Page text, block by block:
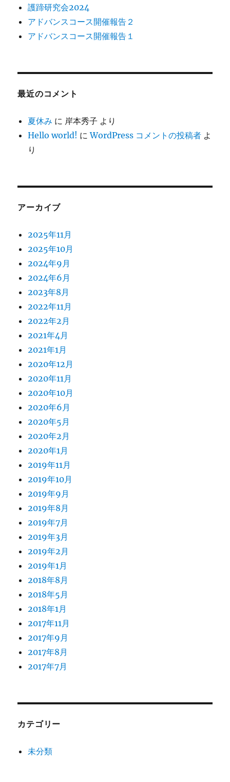
護蹄研究会2024
アドバンスコース開催報告２
アドバンスコース開催報告１
最近のコメント
夏休み に 岸本秀子 より
Hello world! にWordPress コメントの投稿者 よ
り
アーカイブ
2025年11月
2025年10月
2024年9月
2024年6月
2023年8月
2022年11月
2022年2月
2021年4月
2021年1月
2020年12月
2020年11月
2020年10月
2020年6月
2020年5月
2020年2月
2020年1月
2019年11月
2019年10月
2019年9月
2019年8月
2019年7月
2019年3月
2019年2月
2019年1月
2018年8月
2018年5月
2018年1月
2017年11月
2017年9月
2017年8月
2017年7月
カテゴリー
未分類